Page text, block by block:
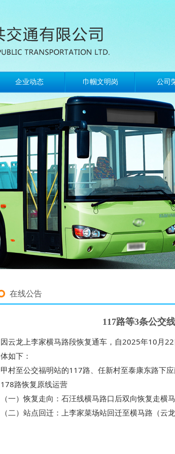
企业动态 巾帼文明岗 公司
在线公告
117路等3条公交
因云龙上李家横马路段恢复通车，自2025年10月
体如下：
甲村至公交福明站的117路、任新村至泰康东路下
178路恢复原线运营
（一）恢复走向：石汪线横马路口后双向恢复走横
（二）站点回迁：上李家菜场站回迁至横马路（云